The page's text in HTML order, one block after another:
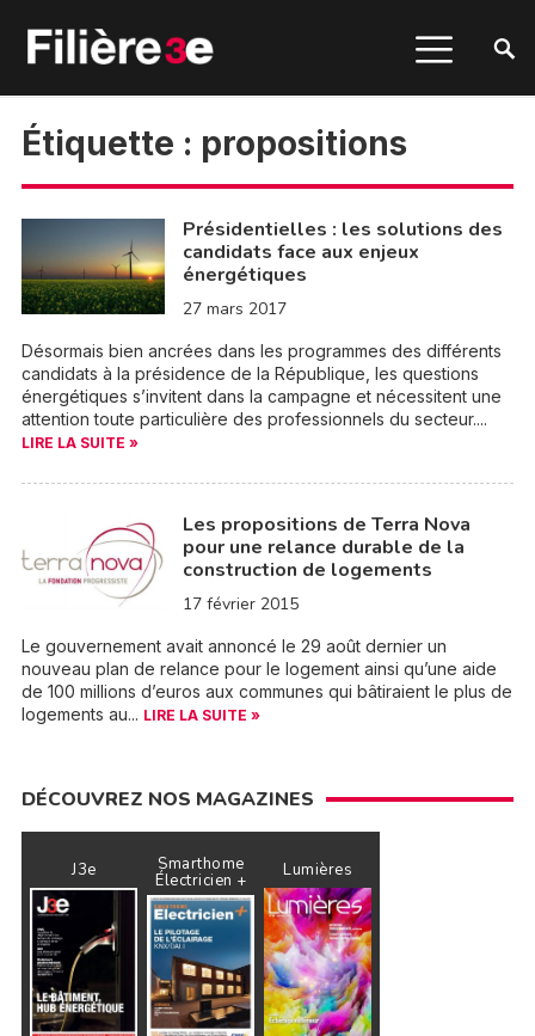
Étiquette : propositions
Présidentielles : les solutions des
candidats face aux enjeux
énergétiques
27 mars 2017
Désormais bien ancrées dans les programmes des différents
candidats à la présidence de la République, les questions
énergétiques s’invitent dans la campagne et nécessitent une
attention toute particulière des professionnels du secteur....
LIRE LA SUITE »
Les propositions de Terra Nova
pour une relance durable de la
construction de logements
17 février 2015
Le gouvernement avait annoncé le 29 août dernier un
nouveau plan de relance pour le logement ainsi qu’une aide
de 100 millions d’euros aux communes qui bâtiraient le plus de
logements au... LIRE LA SUITE »
DÉCOUVREZ NOS MAGAZINES
J3e Smarthome
Électricien + Lumières